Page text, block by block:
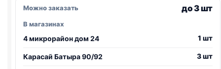
Можно заказать до 3 шт
В магазинах
4 микрорайон дом 24 1 шт
Карасай Батыра 90/92 3 шт